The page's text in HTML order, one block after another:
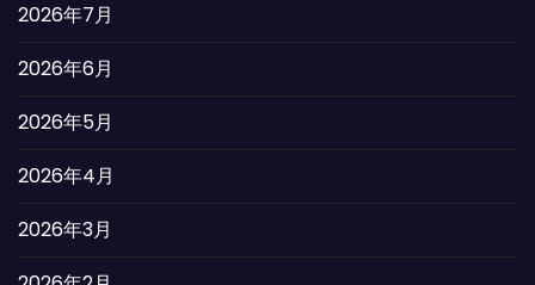
2026年7月
2026年6月
2026年5月
2026年4月
2026年3月